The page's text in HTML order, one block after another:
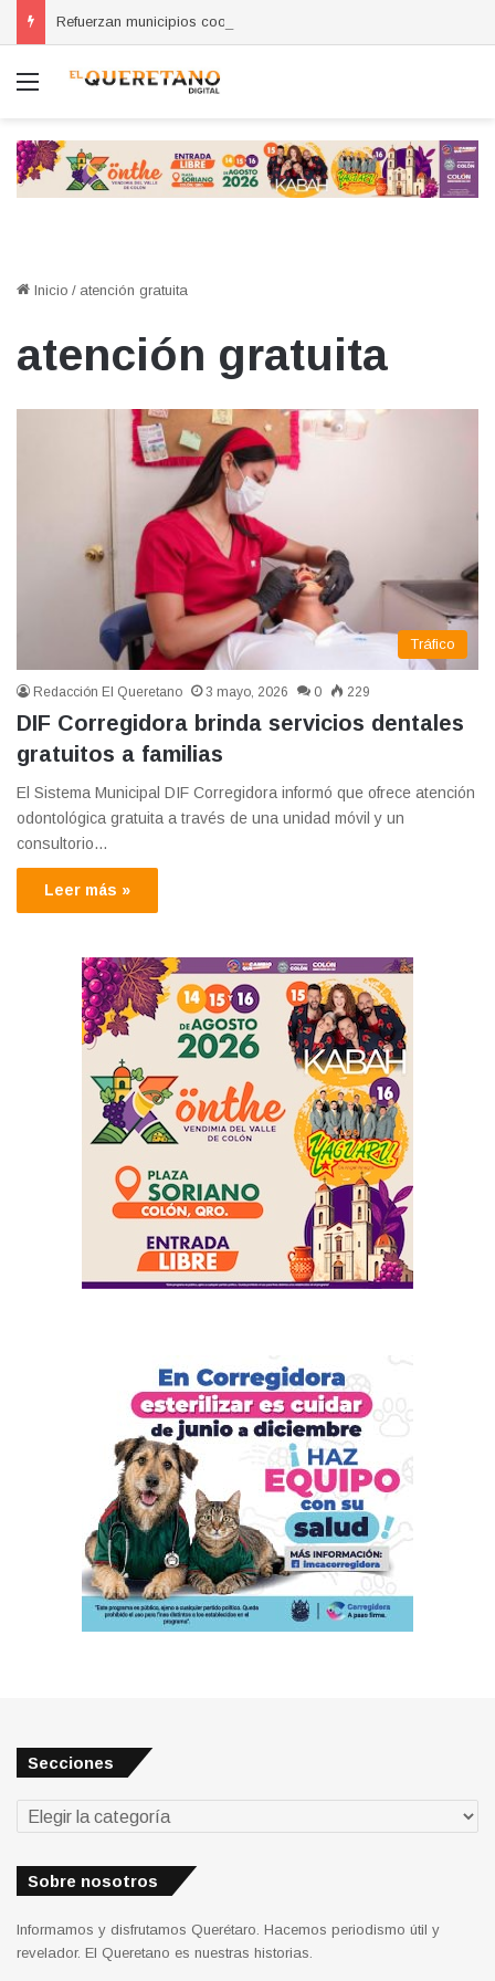
Menú
Inicio / atención gratuita
atención gratuita
Tráfico
Redacción El Queretano 3 mayo, 2026 0 229
DIF Corregidora brinda servicios dentales
gratuitos a familias
El Sistema Municipal DIF Corregidora informó que ofrece atención
odontológica gratuita a través de una unidad móvil y un
consultorio…
Leer más »
Secciones
Secciones
Sobre nosotros
Informamos y disfrutamos Querétaro. Hacemos periodismo útil y
revelador. El Queretano es nuestras historias.